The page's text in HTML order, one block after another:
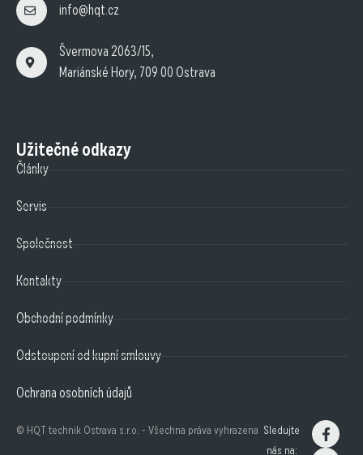
info@hqt.cz
Švermova 2063/15,
Mariánské Hory, 709 00 Ostrava
Užitečné odkazy
Články
Servis
Společnost
Kontakty
Obchodní podmínky
Odstoupení od kupní smlouvy
Ochrana osobních údajů
© HQT technik Ostrava s.r.o. - Všechna práva vyhrazena Sledujte
nás na: